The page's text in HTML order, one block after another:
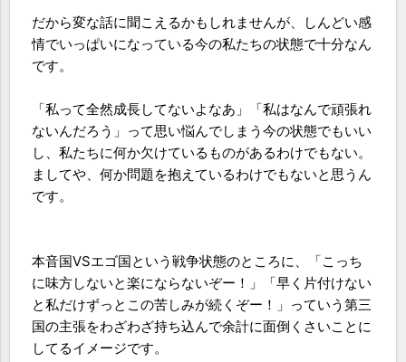
だから変な話に聞こえるかもしれませんが、しんどい感
情でいっぱいになっている今の私たちの状態で十分なん
です。
「私って全然成長してないよなあ」「私はなんで頑張れ
ないんだろう」って思い悩んでしまう今の状態でもいい
し、私たちに何か欠けているものがあるわけでもない。
ましてや、何か問題を抱えているわけでもないと思うん
です。
本音国VSエゴ国という戦争状態のところに、「こっち
に味方しないと楽にならないぞー！」「早く片付けない
と私だけずっとこの苦しみが続くぞー！」っていう第三
国の主張をわざわざ持ち込んで余計に面倒くさいことに
してるイメージです。